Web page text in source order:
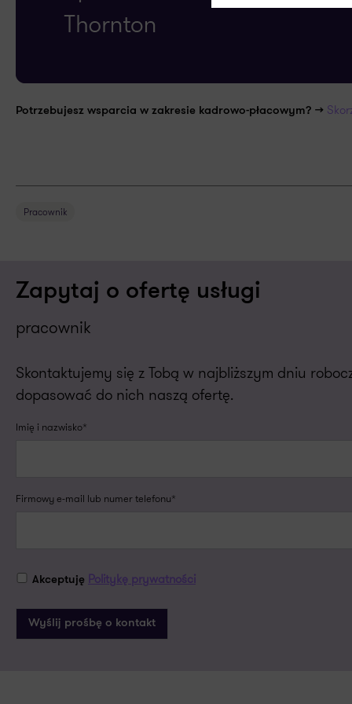
Potrzebujesz wsparcia w zakresie kadrowo-płacowym? >>
Pracownik
Zapytaj o ofertę usługi
pracownik
Skontaktujemy się z Tobą w najbliższym dniu
dopasować do nich naszą ofertę.
Imię i nazwisko*
Firmowy e-mail lub numer telefonu*
Akceptuję Politykę prywatności